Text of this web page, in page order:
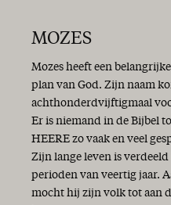
MOZES
Mozes heeft een
plan van God. Zijn naam
achthonderdvijftigmaal
Er is niemand in de Bijbel
HEERE zo vaak en veel
Zijn lange leven is
perioden van veertig jaar.
mocht hij zijn volk tot aan